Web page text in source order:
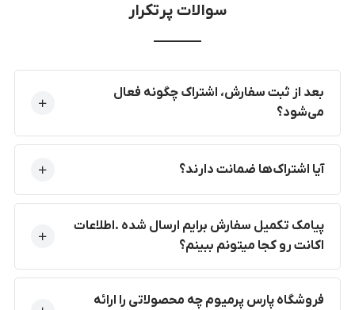
سوالات پرتکرار
بعد از ثبت سفارش، اشتراک چگونه فعال
می‌شود؟
آیا اشتراک‌ها ضمانت دارند؟
پیامک تکمیل سفارش برایم ارسال شده .اطلاعات
اکانت رو کجا میتونم ببینم؟
فروشگاه پارس پرمیوم چه محصولاتی را ارائه